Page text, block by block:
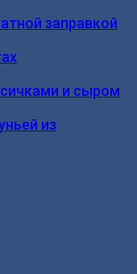
заправкой
и сыром
из